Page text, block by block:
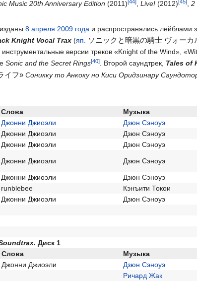
Music 20th Anniversary Edition (2011) Live! (2012) 2
8 апреля 2009 года и распространялись лейблами
Knight Vocal Trax (яп. ソニックと暗黒の騎士 ヴォー
инструментальные версии треков «Knight of the Wind»,
Sonic and the Secret Rings . Второй саундтрек, Tales of
イフ» Соникку то Анкоку но Киси Оридзинару
Слова Музыка
Джонни Джиоэли Дзюн Сэноуэ
Джонни Джиоэли Дзюн Сэноуэ
Джонни Джиоэли Дзюн Сэноуэ
Джонни Джиоэли Дзюн Сэноуэ
Джонни Джиоэли Дзюн Сэноуэ
runblebee Кэнъити Токои
Джонни Джиоэли Дзюн Сэноуэ
. Диск 1
Слова Музыка
Джонни Джиоэли Дзюн Сэноуэ
Ричард Жак